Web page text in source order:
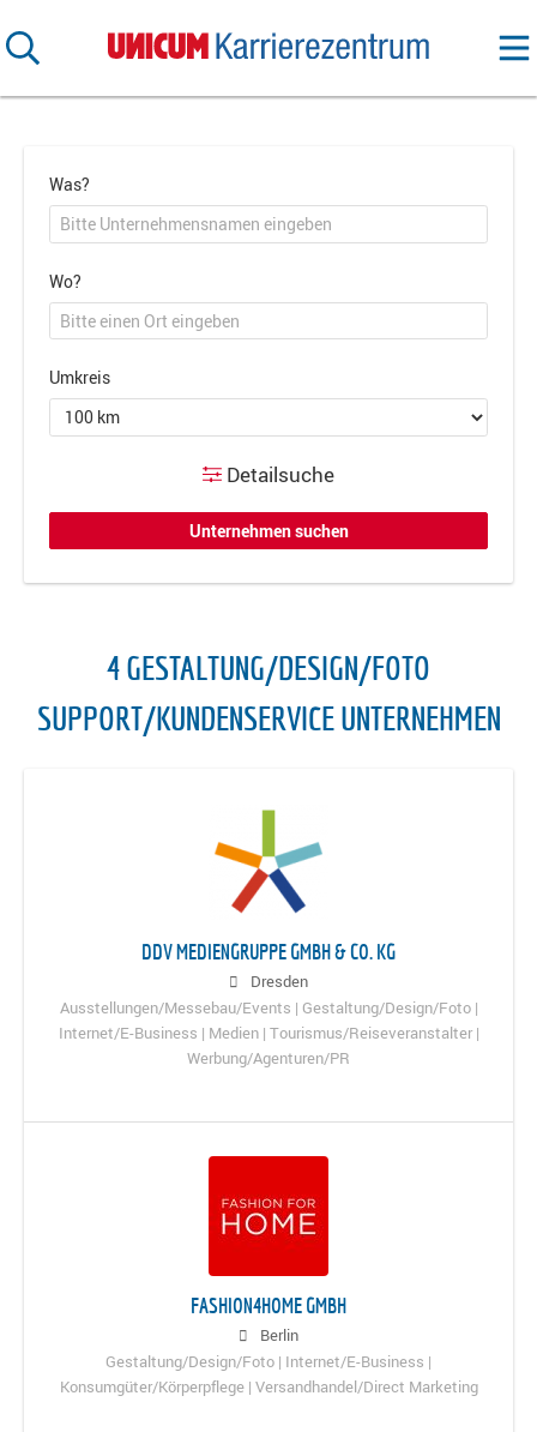
Was?
Wo?
Umkreis
Detailsuche
4 GESTALTUNG/DESIGN/FOTO
SUPPORT/KUNDENSERVICE UNTERNEHMEN
DDV MEDIENGRUPPE GMBH & CO. KG
Dresden
Ausstellungen/Messebau/Events | Gestaltung/Design/Foto |
Internet/E-Business | Medien | Tourismus/Reiseveranstalter |
Werbung/Agenturen/PR
FASHION4HOME GMBH
Berlin
Gestaltung/Design/Foto | Internet/E-Business |
Konsumgüter/Körperpflege | Versandhandel/Direct Marketing